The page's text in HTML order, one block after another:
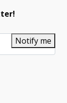
Notify me